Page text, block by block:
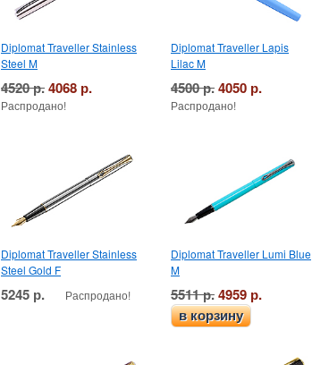
Diplomat Traveller Stainless
Steel M
4520 р.4068 р.
Распродано!
Diplomat Traveller Lapis
Lilac M
4500 р.4050 р.
Распродано!
Diplomat Traveller Stainless
Steel Gold F
5245 р. Распродано!
Diplomat Traveller Lumi Blue
M
5511 р.4959 р.
в корзину